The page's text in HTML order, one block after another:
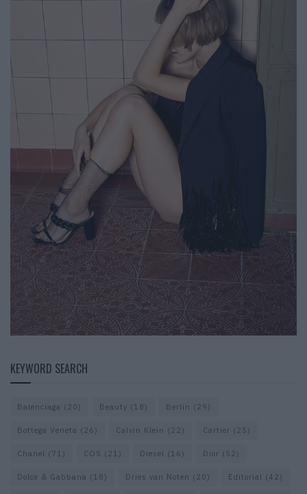
KEYWORD SEARCH
Balenciaga (20) Beauty (18) Berlin (29)
Bottega Veneta (26) Calvin Klein (22) Cartier (25)
Chanel (71) COS (21) Diesel (16) Dior (52)
Dolce & Gabbana (18) Dries van Noten (20) Editorial (42)